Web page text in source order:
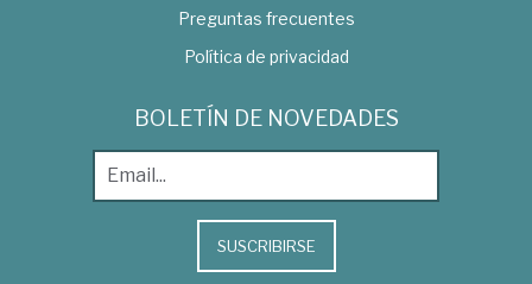
Preguntas frecuentes
Política de privacidad
BOLETÍN DE NOVEDADES
SUSCRIBIRSE